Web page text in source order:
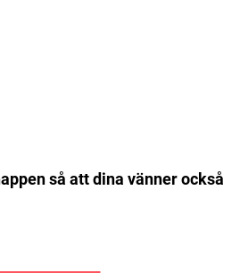
så att dina vänner också